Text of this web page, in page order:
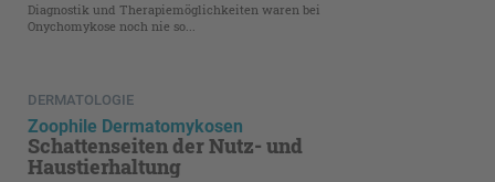
Diagnostik und Therapiemöglichkeiten waren bei
Onychomykose noch nie so...
DERMATOLOGIE
Zoophile Dermatomykosen
Schattenseiten der Nutz- und
Haustierhaltung